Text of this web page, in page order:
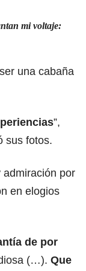
mi voltaje:
una cabaña
”,
sus fotos.
admiración por
en elogios
de por
(…). Que